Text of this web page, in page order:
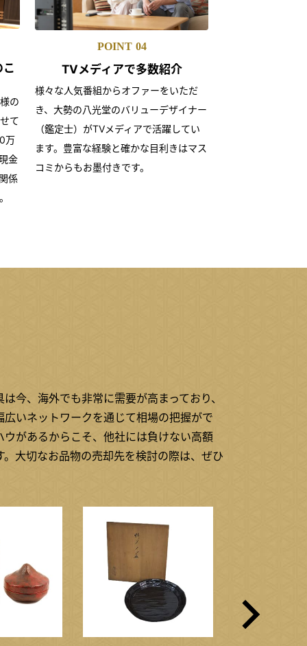
の
て
万
金
係
POINT 04
TVメディアで多数紹介
様々な人気番組からオファーをいただ
き、大勢の八光堂のバリューデザイナー
（鑑定士）がTVメディアで活躍してい
ます。豊富な経験と確かな目利きはマス
コミからもお墨付きです。
今、海外でも非常に需要が高まっており、
いネットワークを通じて相場の把握がで
があるからこそ、他社には負けない高額
大切なお品物の売却先を検討の際は、ぜひ